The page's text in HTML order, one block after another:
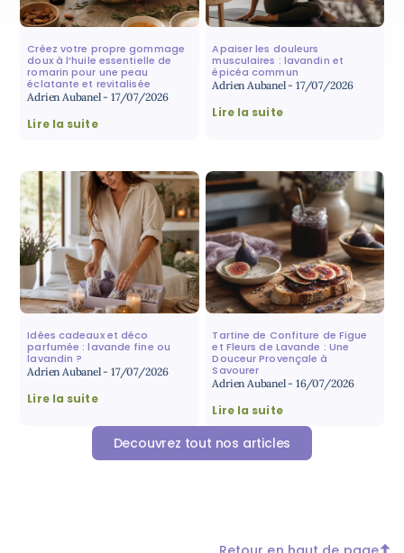
Créez votre propre gommage
doux à l’huile essentielle de
romarin pour une peau
éclatante et revitalisée
Adrien Aubanel 17/07/2026
Lire la suite
Apaiser les douleurs
musculaires : lavandin et
épicéa commun
Adrien Aubanel 17/07/2026
Lire la suite
Idées cadeaux et déco
parfumée : lavande fine ou
lavandin ?
Adrien Aubanel 17/07/2026
Lire la suite
Tartine de Confiture de Figue
et Fleurs de Lavande : Une
Douceur Provençale à
Savourer
Adrien Aubanel 16/07/2026
Lire la suite
Decouvrez tout nos articles